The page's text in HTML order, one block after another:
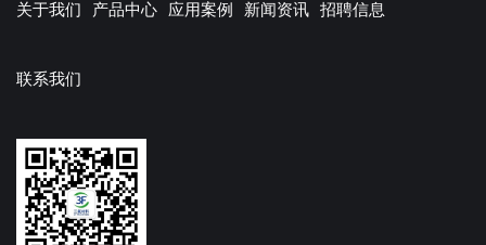
关于我们 产品中心 应用案例 新闻资讯 招聘信息
联系我们